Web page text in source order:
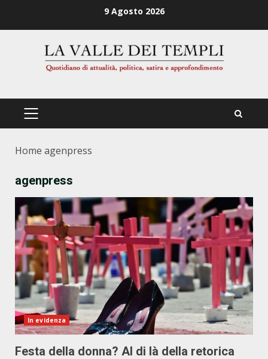
9 Agosto 2026
PRIMÄRES
Home agenpress
agenpress
In evidenza
Festa della donna? Al di là della retorica